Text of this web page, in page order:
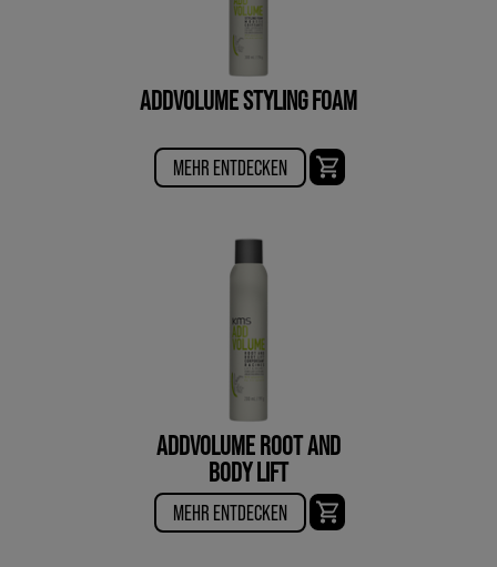
ADDVOLUME STYLING FOAM
MEHR ENTDECKEN
ADDVOLUME ROOT AND
BODY LIFT
MEHR ENTDECKEN